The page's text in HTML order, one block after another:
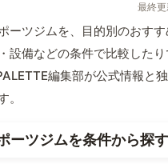
最終
ーツジムを、目的別のおす
設備などの条件で比較したり
編集部が公式情報と
。
ーツジムを条件から探す